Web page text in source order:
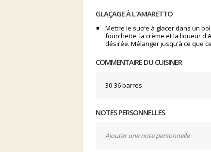
GLAÇAGE À L'AMARETTO
Mettre le sucre à glacer dans un
fourchette, la crème et la liqueur
désirée. Mélanger jusqu'à ce que
COMMENTAIRE DU CUISINER
30-36 barres
NOTES PERSONNELLES
Ajouter une note personnelle